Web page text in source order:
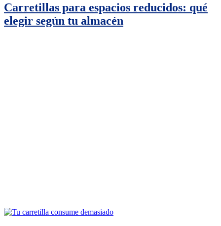
Carretillas para espacios reducidos: qué
elegir según tu almacén